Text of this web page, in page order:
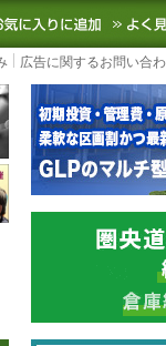
新の物流ニュー
お気
広告に関するお問い合